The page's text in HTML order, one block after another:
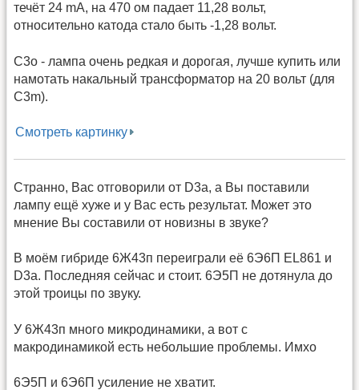
течёт 24 mA, на 470 ом падает 11,28 вольт,
относительно катода стало быть -1,28 вольт.
C3o - лампа очень редкая и дорогая, лучше купить или
намотать накальный трансформатор на 20 вольт (для
C3m).
Смотреть картинку
Странно, Вас отговорили от D3a, а Вы поставили
лампу ещё хуже и у Вас есть результат. Может это
мнение Вы составили от новизны в звуке?
В моём гибриде 6Ж43п переиграли её 6Э6П EL861 и
D3a. Последняя сейчас и стоит. 6Э5П не дотянула до
этой троицы по звуку.
У 6Ж43п много микродинамики, а вот с
макродинамикой есть небольшие проблемы. Имхо
6Э5П и 6Э6П усиление не хватит.